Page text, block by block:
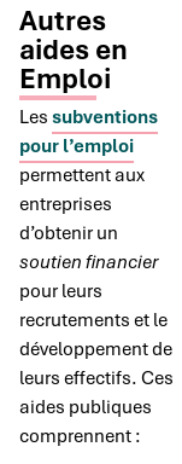
Autres
aides en
Emploi
Les subventions
pour l’emploi
permettent aux
entreprises
d’obtenir un
soutien financier
pour leurs
recrutements et le
développement de
leurs effectifs. Ces
aides publiques
comprennent :